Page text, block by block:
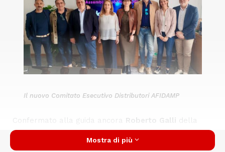
Il nuovo Comitato Esecutivo Distributori AFIDAMP
Confermato alla guida ancora Roberto Galli
della
Erremme di Omegna; al suo fianco, nel ruolo di
Vicepresidente, è stata riconfermata
Mostra di più